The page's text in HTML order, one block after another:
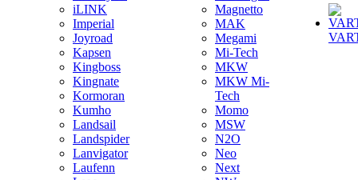
iLINK
Imperial
Joyroad
Kapsen
Kingboss
Kingnate
Kormoran
Kumho
Landsail
Landspider
Lanvigator
Laufenn
Magnetto
MAK
Megami
Mi-Tech
MKW
MKW Mi-
Tech
Momo
MSW
N2O
Neo
Next